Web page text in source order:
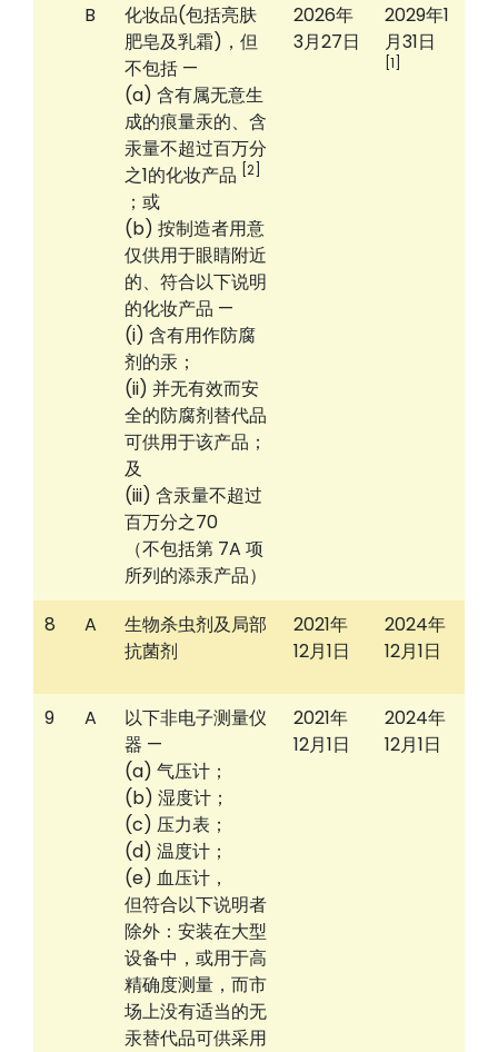
B
化妆品(包括亮肤
肥皂及乳霜)，但
不包括 —
(a) 含有属无意生
成的痕量汞的、含
汞量不超过百万分
之1的化妆产品 [2]
；或
(b) 按制造者用意
仅供用于眼睛附近
的、符合以下说明
的化妆产品 —
(i) 含有用作防腐
剂的汞；
(ii) 并无有效而安
全的防腐剂替代品
可供用于该产品；
及
(iii) 含汞量不超过
百万分之70
（不包括第 7A 项
所列的添汞产品）
2026年
3月27日
2029年1
月31日
[1]
8 A
生物杀虫剂及局部
抗菌剂
2021年
12月1日
2024年
12月1日
9 A
以下非电子测量仪
器 —
(a) 气压计；
(b) 湿度计；
(c) 压力表；
(d) 温度计；
(e) 血压计，
但符合以下说明者
除外：安装在大型
设备中，或用于高
精确度测量，而市
场上没有适当的无
汞替代品可供采用
2021年
12月1日
2024年
12月1日